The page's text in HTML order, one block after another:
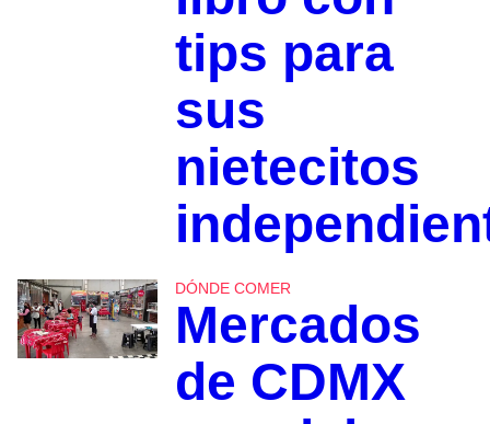
tips para
sus
nietecitos
DÓNDE COMER
Mercados
de CDMX